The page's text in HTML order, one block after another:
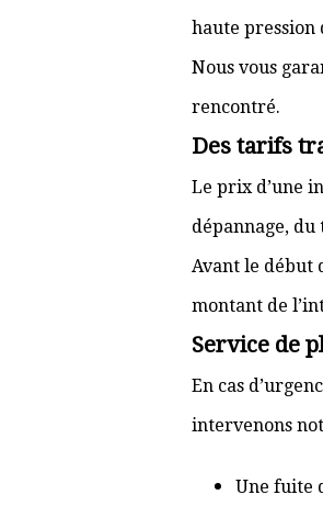
haute pression
Nous vous
rencontré.
Des tarifs
Le prix d’une
dépannage, du
Avant le début
montant de
Service de
En cas
intervenons
Une fuite